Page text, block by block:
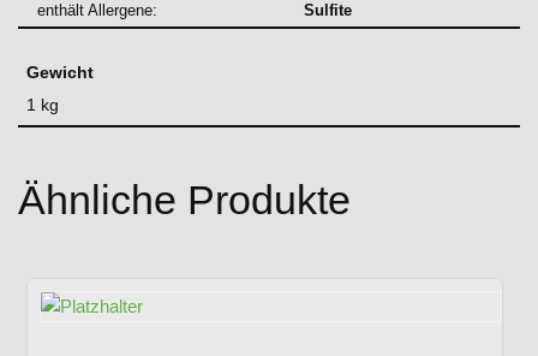
enthält Allergene:
Sulfite
Gewicht
1 kg
Ähnliche Produkte